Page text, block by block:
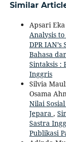
Similar
Apsari
Analysis
DPR
Bahasa
Sintaksis :
Inggris
Silvia
Osama
Nilai
Jepara ,
Sastra
Publikasi